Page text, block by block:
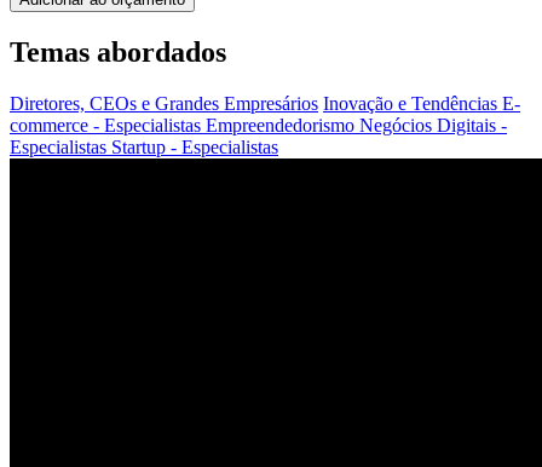
Temas abordados
Diretores, CEOs e Grandes Empresários Inovação e Tendências E-
commerce - Especialistas Empreendedorismo Negócios Digitais -
Especialistas Startup - Especialistas